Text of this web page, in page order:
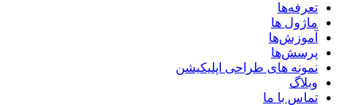
تعرفه‌ها
ماژول ها
آموزش‌ها
پرسش‌ها
نمونه های طراحی اپلیکیشن
وبلاگ
تماس با ما